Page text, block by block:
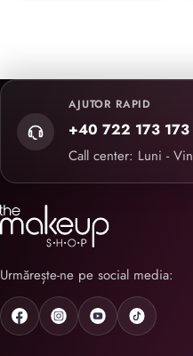
AJUTOR RAPID
+40 722 173 173
Call center: Luni -
Urmărește-ne pe social media: